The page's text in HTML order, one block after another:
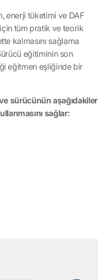
enerji tüketimi ve DAF
tüm pratik ve teorik
kalmasını sağlama
eğitiminin son
eğitmen eşliğinde bir
sürücünün aşağıdakiler
sağlar: